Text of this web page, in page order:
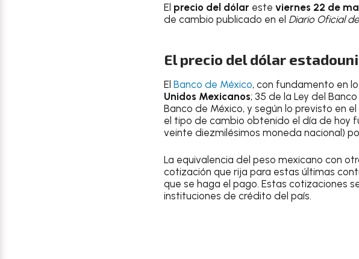
El precio del dólar este viernes 22 de
de cambio publicado en el Diario Oficial
El precio del dólar
El Banco de México, con fundamento en
Unidos Mexicanos; 35 de la Ley del
Banco de México, y según lo previsto en
el tipo de cambio obtenido el día de hoy
veinte diezmilésimos moneda nacional)
La equivalencia del peso mexicano con
cotización que rija para estas últimas
que se haga el pago. Estas cotizaciones
instituciones de crédito del país.